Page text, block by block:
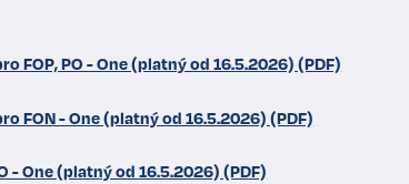
FOP, PO - One (platný od 16.5.2026) (PDF)
FON - One (platný od 16.5.2026) (PDF)
- One (platný od 16.5.2026) (PDF)